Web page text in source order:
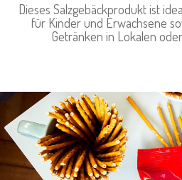
Dieses Salzgebäckprodukt ist
für Kinder und Erwachsene
Getränken in Lokalen